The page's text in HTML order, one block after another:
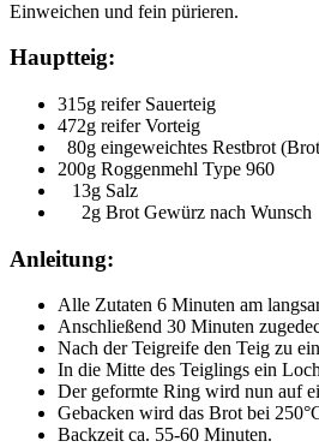
Einweichen und fein pürieren.
Hauptteig:
315g reifer Sauerteig
472g reifer Vorteig
80g eingeweichtes Restbrot
200g Roggenmehl Type 960
13g Salz
2g Brot Gewürz nach Wunsch
Anleitung:
Alle Zutaten 6 Minuten am
Anschließend 30 Minuten
Nach der Teigreife den Teig zu
In die Mitte des Teiglings ein
Der geformte Ring wird nun auf
Gebacken wird das Brot bei
Backzeit ca. 55-60 Minuten.